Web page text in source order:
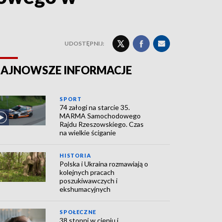
UDOSTĘPNIJ:
INFORMACJE
SPORT
74 załogi na starcie 35.
MARMA Samochodowego
Rajdu Rzeszowskiego. Czas
na wielkie ściganie
HISTORIA
Polska i Ukraina rozmawiają o
kolejnych pracach
poszukiwawczych i
ekshumacyjnych
SPOŁECZNE
38 stopni w cieniu i